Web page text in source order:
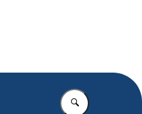
Vul in wat u